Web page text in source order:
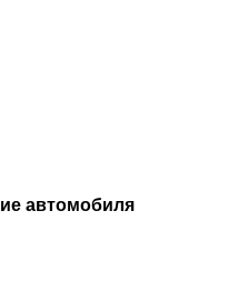
автомобиля